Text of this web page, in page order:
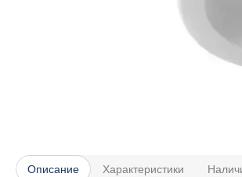
Описание Характеристики